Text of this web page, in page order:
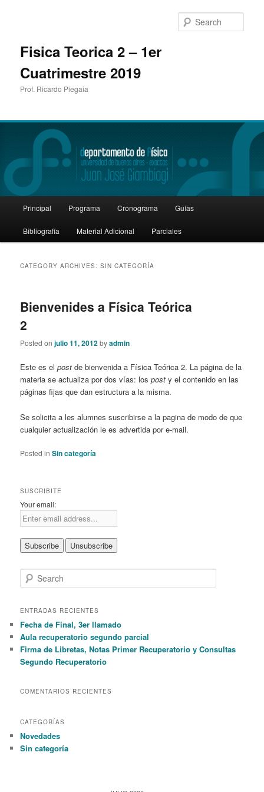
Fisica Teorica 2 – 1er
Cuatrimestre 2019
Prof. Ricardo Piegaia
Skip
to
Skip
to
Principal Programa Cronograma Guías
Bibliografía Material Adicional Parciales
CATEGORY ARCHIVES:SIN CATEGORÍA
Bienvenides a Física Teórica
2
Posted onjulio 11, 2012byadmin
Este es elpost de bienvenida a Física Teórica 2. La página de la
materia se actualiza por dos vías: lospost y el contenido en las
páginas fijas que dan estructura a la misma.
Se solicita a les alumnes suscribirse a la pagina de modo de que
cualquier actualización le es advertida por e-mail.
Posted in Sin categoría
SUSCRIBITE
Your email:
e
r
h
ENTRADAS RECIENTES
Fecha de Final, 3er llamado
Aula recuperatorio segundo parcial
Firma de Libretas, Notas Primer Recuperatorio y Consultas
Segundo Recuperatorio
COMENTARIOS RECIENTES
CATEGORÍAS
Novedades
Sin categoría